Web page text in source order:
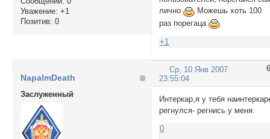
Уважение: +1
Позитив: 0
лично
Можешь хоть 100
раз порегаца
+1
6
Ср, 10 Янв 2007
23:55:04
NapalmDeath
Заслуженный
Интеркар,я у тебя
регнулся- регнись у меня.
0